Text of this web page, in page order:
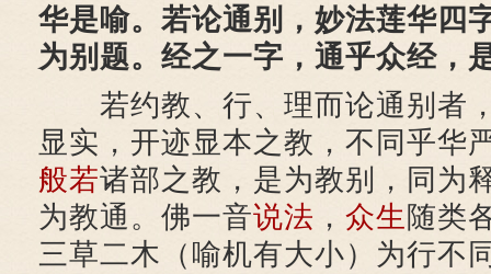
华是喻。若论通别，妙法莲华四
为别题。经之一字，通乎众经，
若约教、行、理而论通别者
显实，开迹显本之教，不同乎华
般若诸部之教，是为教别，同为
为教通。佛一音说法 ， 众生 随类
三草二木（喻机有大小）为行不